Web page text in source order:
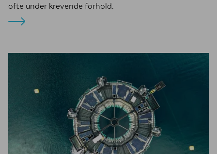
ofte under krevende forhold.